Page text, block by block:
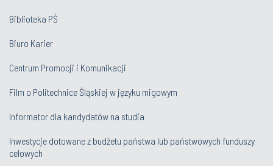
Biblioteka PŚ
Biuro Karier
Centrum Promocji i Komunikacji
Film o Politechnice Śląskiej w języku migowym
Informator dla kandydatów na studia
Inwestycje dotowane z budżetu państwa lub państwowych funduszy
celowych